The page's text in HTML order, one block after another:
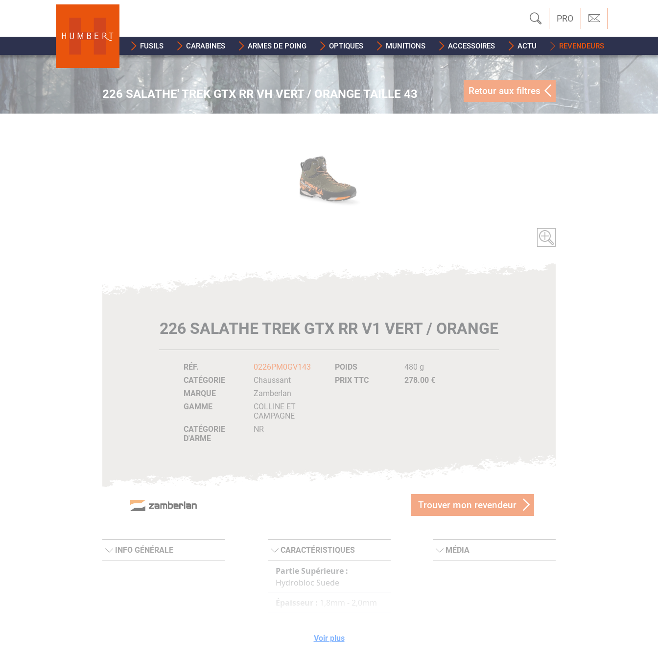
PRO
FUSILS CARABINES ARMES DE POING OPTIQUES MUNITIONS ACCESSOIRES ACTU REVENDEURS
226 SALATHE' TREK GTX RR VH VERT / ORANGE TAILLE 43 Retour aux filtres
226 SALATHE TREK GTX RR V1 VERT / ORANGE
RÉF.
0226PM0GV143
CATÉGORIE
Chaussant
MARQUE
Zamberlan
GAMME
COLLINE ET
CAMPAGNE
CATÉGORIE
D'ARME
NR
POIDS
480 g
PRIX TTC
278.00 €
Trouver mon revendeur
INFO GÉNÉRALE CARACTÉRISTIQUES
Partie Supérieure :
Hydrobloc Suede
Épaisseur : 1,8mm - 2,0mm
Extended Comfort
MÉDIA
Voir plus